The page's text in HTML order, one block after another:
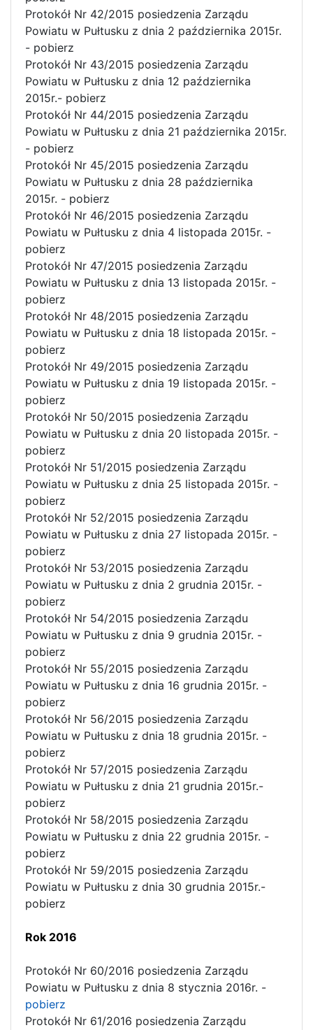
Protokół Nr 42/2015 posiedzenia Zarządu
Powiatu w Pułtusku z dnia 2 października 2015r.
- pobierz
Protokół Nr 43/2015 posiedzenia Zarządu
Powiatu w Pułtusku z dnia 12 października
2015r.- pobierz
Protokół Nr 44/2015 posiedzenia Zarządu
Powiatu w Pułtusku z dnia 21 października 2015r.
- pobierz
Protokół Nr 45/2015 posiedzenia Zarządu
Powiatu w Pułtusku z dnia 28 października
2015r. - pobierz
Protokół Nr 46/2015 posiedzenia Zarządu
Powiatu w Pułtusku z dnia 4 listopada 2015r. -
pobierz
Protokół Nr 47/2015 posiedzenia Zarządu
Powiatu w Pułtusku z dnia 13 listopada 2015r. -
pobierz
Protokół Nr 48/2015 posiedzenia Zarządu
Powiatu w Pułtusku z dnia 18 listopada 2015r. -
pobierz
Protokół Nr 49/2015 posiedzenia Zarządu
Powiatu w Pułtusku z dnia 19 listopada 2015r. -
pobierz
Protokół Nr 50/2015 posiedzenia Zarządu
Powiatu w Pułtusku z dnia 20 listopada 2015r. -
pobierz
Protokół Nr 51/2015 posiedzenia Zarządu
Powiatu w Pułtusku z dnia 25 listopada 2015r. -
pobierz
Protokół Nr 52/2015 posiedzenia Zarządu
Powiatu w Pułtusku z dnia 27 listopada 2015r. -
pobierz
Protokół Nr 53/2015 posiedzenia Zarządu
Powiatu w Pułtusku z dnia 2 grudnia 2015r. -
pobierz
Protokół Nr 54/2015 posiedzenia Zarządu
Powiatu w Pułtusku z dnia 9 grudnia 2015r. -
pobierz
Protokół Nr 55/2015 posiedzenia Zarządu
Powiatu w Pułtusku z dnia 16 grudnia 2015r. -
pobierz
Protokół Nr 56/2015 posiedzenia Zarządu
Powiatu w Pułtusku z dnia 18 grudnia 2015r. -
pobierz
Protokół Nr 57/2015 posiedzenia Zarządu
Powiatu w Pułtusku z dnia 21 grudnia 2015r.-
pobierz
Protokół Nr 58/2015 posiedzenia Zarządu
Powiatu w Pułtusku z dnia 22 grudnia 2015r. -
pobierz
Protokół Nr 59/2015 posiedzenia Zarządu
Powiatu w Pułtusku z dnia 30 grudnia 2015r.-
pobierz
Rok 2016
Protokół Nr 60/2016 posiedzenia Zarządu
Powiatu w Pułtusku z dnia 8 stycznia 2016r. -
pobierz
Protokół Nr 61/2016 posiedzenia Zarządu